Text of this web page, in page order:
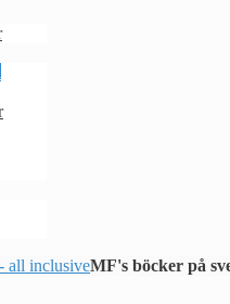
all inclusiveMF's böcker på